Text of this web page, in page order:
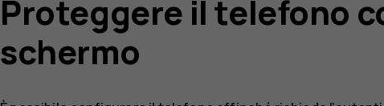
Proteggere il telefono
schermo